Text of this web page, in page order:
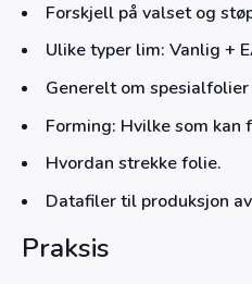
Forskjell på valset og
Ulike typer lim: Vanlig +
Generelt om spesialfolier
Forming: Hvilke som kan
Hvordan strekke folie.
Datafiler til produksjon
Praksis